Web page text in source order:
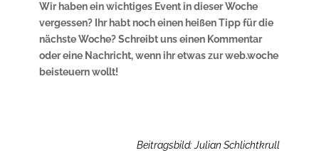
Wir haben ein wichtiges Event in dieser Woche
vergessen? Ihr habt noch einen heißen Tipp für die
nächste Woche? Schreibt uns einen Kommentar
oder eine Nachricht, wenn ihr etwas zur web.woche
beisteuern wollt!
Beitragsbild: Julian Schlichtkrull